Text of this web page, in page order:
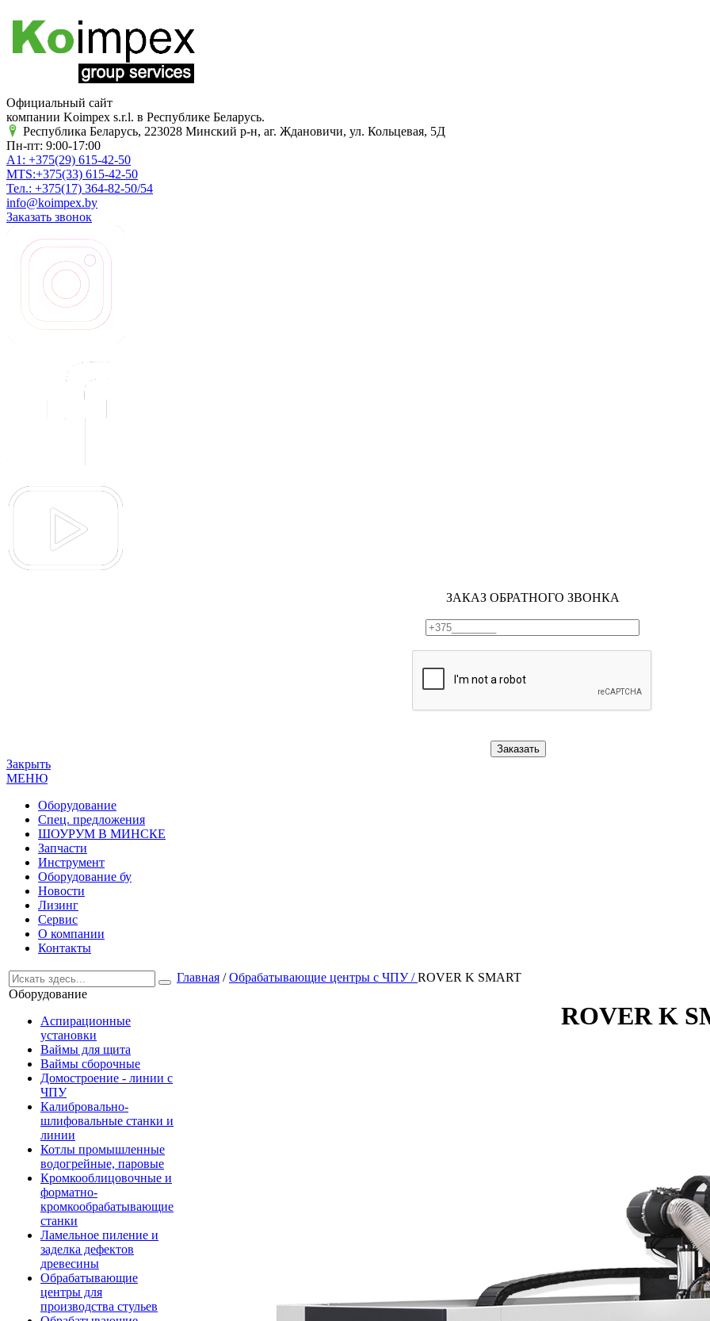
Официальный сайт
компании Koimpex s.r.l. в Республике Беларусь.
Республика Беларусь, 223028 Минский р-н, аг. Ждановичи, ул. Кольцевая, 5Д
Пн-пт: 9:00-17:00
A1: +375(29) 615-42-50
MTS:+375(33) 615-42-50
Тел.: +375(17) 364-82-50/54
info@koimpex.by
Заказать звонок
ЗАКАЗ ОБРАТНОГО ЗВОНКА
Заказать
Закрыть
МЕНЮ
Оборудование
Спец. предложения
ШОУРУМ В МИНСКЕ
Запчасти
Инструмент
Оборудование бу
Новости
Лизинг
Сервис
О компании
Контакты
Оборудование
Аспирационные
установки
Ваймы для щита
Ваймы сборочные
Домостроение - линии с
ЧПУ
Калибровально-
шлифовальные станки и
линии
Котлы промышленные
водогрейные, паровые
Кромкооблицовочные и
форматно-
кромкообрабатывающие
станки
Ламельное пиление и
заделка дефектов
древесины
Обрабатывающие
центры для
производства стульев
Главная /Обрабатывающие центры с ЧПУ /ROVER K SMART
ROVER K